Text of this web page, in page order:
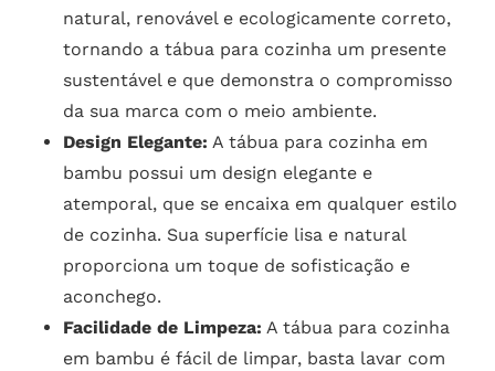
natural, renovável e ecologicamente correto,
tornando a tábua para cozinha um presente
sustentável e que demonstra o compromisso
da sua marca com o meio ambiente.
Design Elegante: A tábua para cozinha em
bambu possui um design elegante e
atemporal, que se encaixa em qualquer estilo
de cozinha. Sua superfície lisa e natural
proporciona um toque de sofisticação e
aconchego.
Facilidade de Limpeza: A tábua para cozinha
em bambu é fácil de limpar, basta lavar com